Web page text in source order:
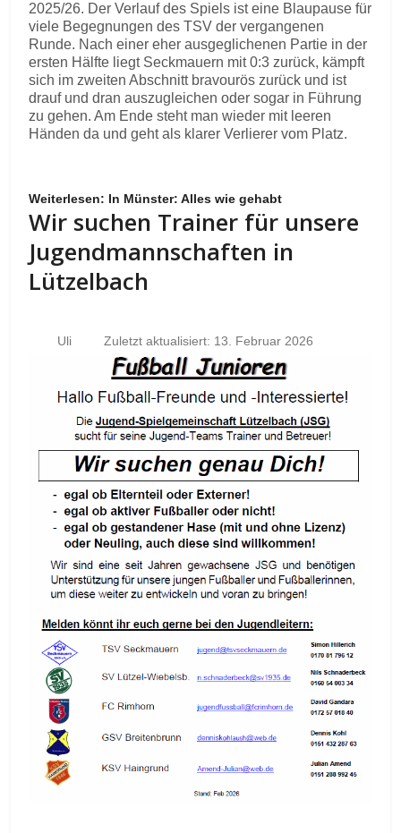
2025/26. Der Verlauf des Spiels ist eine Blaupause für
viele Begegnungen des TSV der vergangenen
Runde. Nach einer eher ausgeglichenen Partie in der
ersten Hälfte liegt Seckmauern mit 0:3 zurück, kämpft
sich im zweiten Abschnitt bravourös zurück und ist
drauf und dran auszugleichen oder sogar in Führung
zu gehen. Am Ende steht man wieder mit leeren
Händen da und geht als klarer Verlierer vom Platz.
Weiterlesen: In Münster: Alles wie gehabt
Wir suchen Trainer für unsere
Jugendmannschaften in
Lützelbach
Uli Zuletzt aktualisiert: 13. Februar 2026